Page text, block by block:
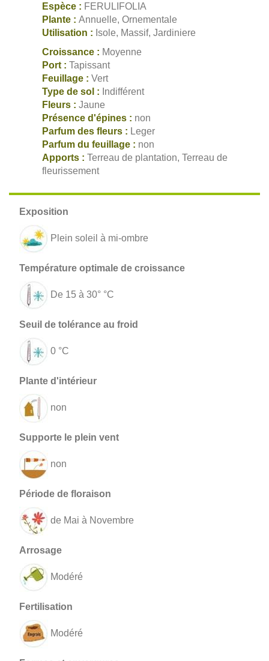
Espèce : FERULIFOLIA
Plante : Annuelle, Ornementale
Utilisation : Isole, Massif, Jardiniere
Croissance : Moyenne
Port : Tapissant
Feuillage : Vert
Type de sol : Indifférent
Fleurs : Jaune
Présence d'épines : non
Parfum des fleurs : Leger
Parfum du feuillage : non
Apports : Terreau de plantation, Terreau de
fleurissement
Plein soleil à mi-ombre
De 15 à 30° °C
0 °C
non
non
de Mai à Novembre
Modéré
Modéré